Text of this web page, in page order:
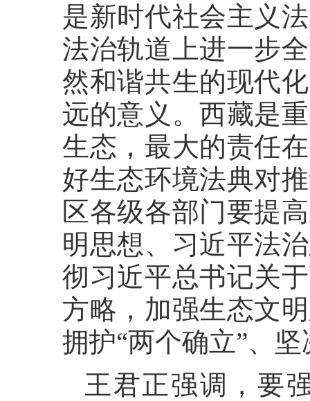
是新时代社会主义
法治轨道上进一步
然和谐共生的现代
远的意义。西藏是
生态，最大的责任
好生态环境法典对
区各级各部门要提
明思想、习近平法
彻习近平总书记关
方略，加强生态文
拥护“两个确立”、
王君正强调，要